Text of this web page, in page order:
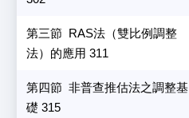
第三節 RAS法（雙比例調整
法）的應用 311
第四節 非普查推估法之調整基
礎 315